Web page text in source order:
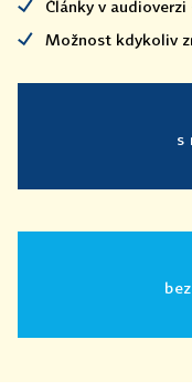
Články v
Možnost kdykoliv
s